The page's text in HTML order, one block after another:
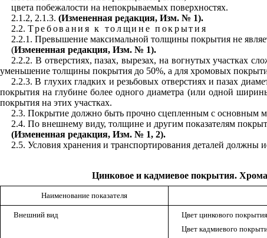
цвета побежалости на непокрываемых поверхностях.
2.1.2, 2.1.3. (Измененная редакция, Изм. № 1).
2.2. Требования к толщине покрытия
2.2.1. Превышение максимальной толщины покрытия не
(Измененная редакция, Изм. № 1).
2.2.2. В отверстиях, пазах, вырезах, на вогнутых участках
уменьшение толщины покрытия до 50%, а для хромовых
2.2.3. В глухих гладких и резьбовых отверстиях и пазах
покрытия на глубине более одного диаметра (или одной
покрытия на этих участках.
2.3. Покрытие должно быть прочно сцепленным с основным
2.4. По внешнему виду, толщине и другим показателям
(Измененная редакция, Изм. № 1, 2).
2.5. Условия хранения и транспортирования деталей
Цинковое и кадмиевое покрытия.
Наименование показателя
Внешний вид
Цвет цинкового
Цвет кадмиевого